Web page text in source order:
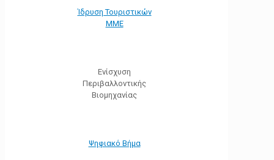
Ίδρυση Τουριστικών
ΜΜΕ
Ενίσχυση
Περιβαλλοντικής
Βιομηχανίας
Ψηφιακό Βήμα